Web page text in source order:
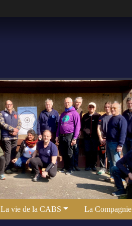
La vie de la CABS La Compagnie